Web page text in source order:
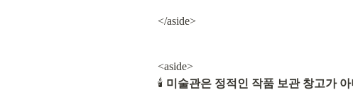
</aside>
<aside>
🕯️ 미술관은 정적인 작품 보관 창고가